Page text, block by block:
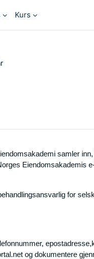
Kurs
samler
Eiendomsakademis
for
og dokumentere